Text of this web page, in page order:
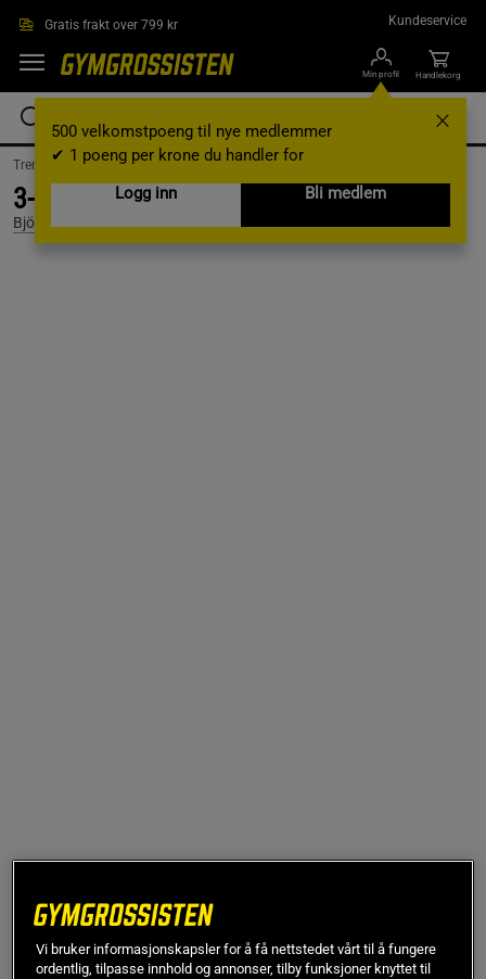
Gratis frakt over 799 kr Kundeservice
Min profil
500 velkomstpoeng til nye medlemmer
✔ 1 poeng per krone du handler for
Logg inn
Bli medlem
Handlekorg
Treningsklær / Treningsklær herre / Strømper
3-Pack Core Crew Sock, Multipack, 36-40
Björn Borg
269 kr
Veil.pris269 kr
På lager
Vi bruker informasjonskapsler for å få nettstedet vårt til å fungere
ordentlig, tilpasse innhold og annonser, tilby funksjoner knyttet til